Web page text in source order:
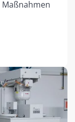
Maßnahmen